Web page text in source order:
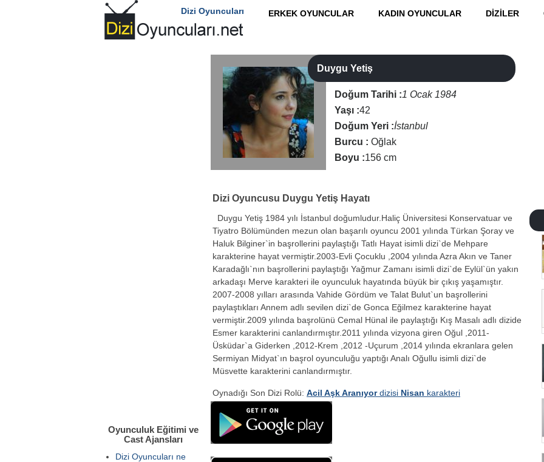
Dizi Oyuncuları ERKEK OYUNCULAR KADIN OYUNCULAR DİZİLER
Duygu Yetiş
Doğum Tarihi :1 Ocak 1984
Yaşı :42
Doğum Yeri :İstanbul
Burcu : Oğlak
Boyu :156 cm
Dizi Oyuncusu Duygu Yetiş Hayatı
Duygu Yetiş 1984 yılı İstanbul doğumludur.Haliç Üniversitesi Konservatuar ve
Tiyatro Bölümünden mezun olan başarılı oyuncu 2001 yılında Türkan Şoray ve
Haluk Bilginer`in başrollerini paylaştığı Tatlı Hayat isimli dizi`de Mehpare
karakterine hayat vermiştir.2003-Evli Çocuklu ,2004 yılında Azra Akın ve Taner
Karadağlı`nın başrollerini paylaştığı Yağmur Zamanı isimli dizi`de Eylül`ün yakın
arkadaşı Merve karakteri ile oyunculuk hayatında büyük bir çıkış yaşamıştır.
2007-2008 yılları arasında Vahide Gördüm ve Talat Bulut`un başrollerini
paylaştıkları Annem adlı sevilen dizi`de Gonca Eğilmez karakterine hayat
vermiştir.2009 yılında başrolünü Cemal Hünal ile paylaştığı Kış Masalı adlı dizide
Esmer karakterini canlandırmıştır.2011 yılında vizyona giren Oğul ,2011-
Üsküdar`a Giderken ,2012-Krem ,2012 -Uçurum ,2014 yılında ekranlara gelen
Sermiyan Midyat`ın başrol oyunculuğu yaptığı Analı Oğullu isimli dizi`de
Müsvette karakterini canlandırmıştır.
Oynadığı Son Dizi Rolü: Acil Aşk Aranıyordizisi Nisan karakteri
Oyunculuk Eğitimi ve
Cast Ajansları
Dizi Oyuncuları ne